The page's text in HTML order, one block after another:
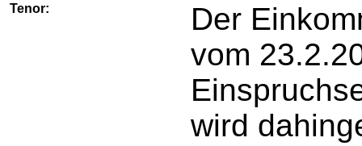
Tenor:
Der
vom
wird